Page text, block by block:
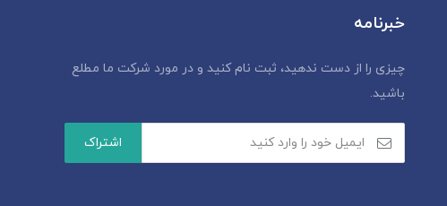
خبرنامه
چیزی را از دست ندهید، ثبت نام کنید و در مورد شرکت ما مطلع
باشید.